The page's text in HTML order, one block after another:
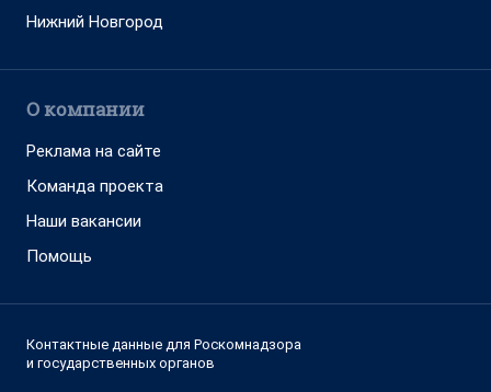
Нижний Новгород
О компании
Реклама на сайте
Команда проекта
Наши вакансии
Помощь
Контактные данные для Роскомнадзора
и государственных органов